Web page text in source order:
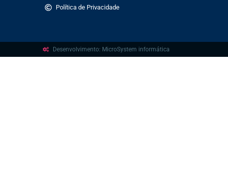
Política de Privacidade
Desenvolvimento: MicroSystem informática